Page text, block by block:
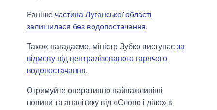
Раніше частина Луганської області
залишилася без водопостачання.
Також нагадаємо, міністр Зубко виступає за
відмову від централізованого гарячого
водопостачання.
Отримуйте оперативно найважливіші
новини та аналітику від «Слово і діло» в